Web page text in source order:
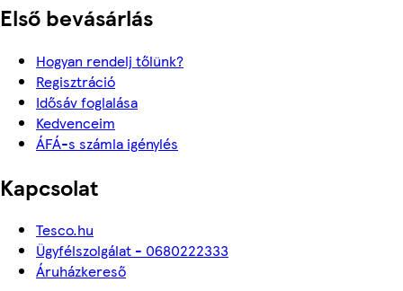
Első bevásárlás
Hogyan rendelj tőlünk?
Regisztráció
Idősáv foglalása
Kedvenceim
ÁFÁ-s számla igénylés
Kapcsolat
Tesco.hu
Ügyfélszolgálat - 0680222333
Áruházkereső